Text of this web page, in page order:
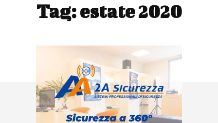
Tag:estate 2020